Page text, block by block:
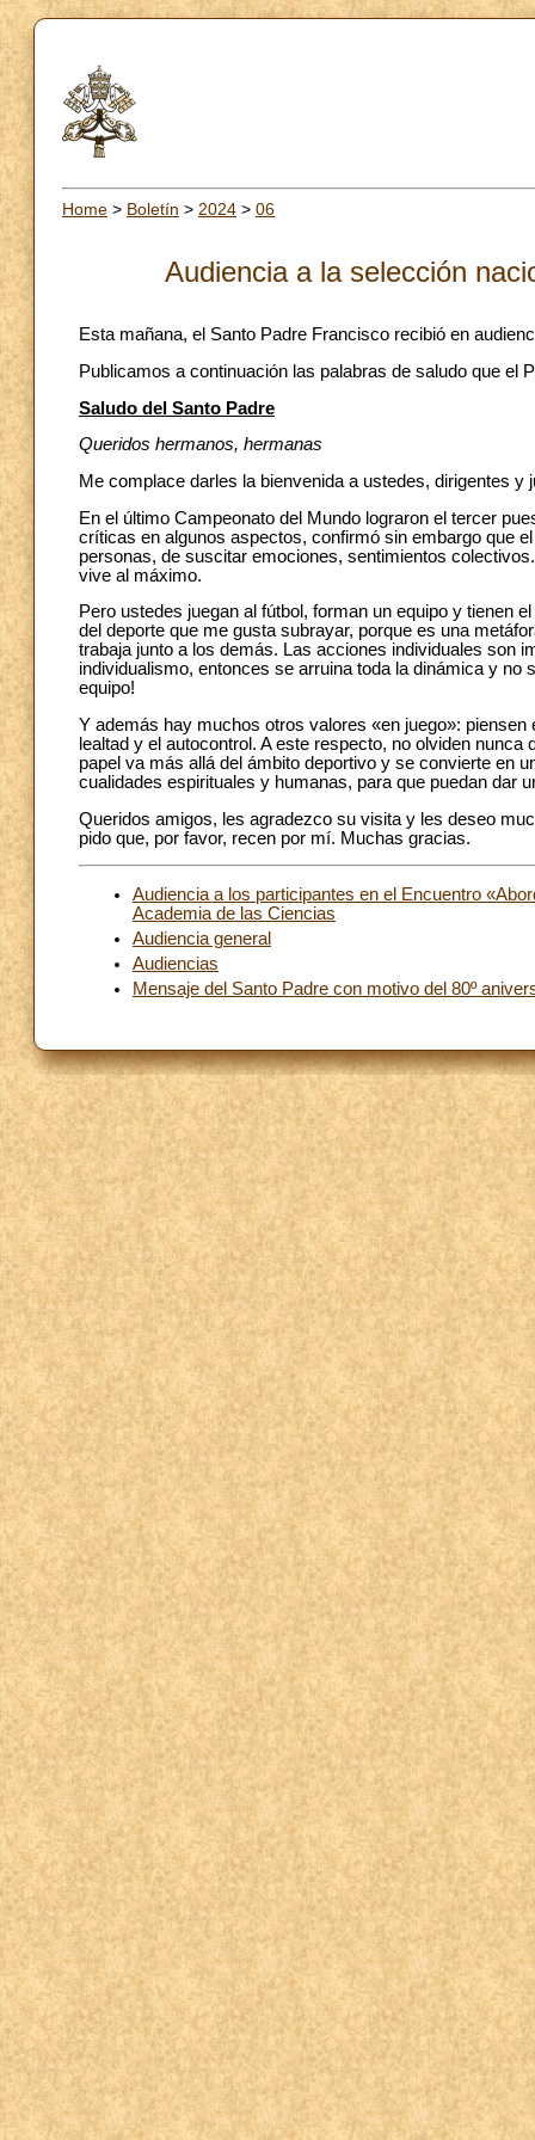
Home > Boletín > 2024 > 06
Audiencia a la selección
Esta mañana, el Santo Padre Francisco recibió en
Publicamos a continuación las palabras de saludo que el
Saludo del Santo Padre
Queridos hermanos, hermanas
Me complace darles la bienvenida a ustedes, dirigentes y
En el último Campeonato del Mundo lograron el tercer
críticas en algunos aspectos, confirmó sin embargo que
personas, de suscitar emociones, sentimientos
vive al máximo.
Pero ustedes juegan al fútbol, forman un equipo y tienen
del deporte que me gusta subrayar, porque es una
trabaja junto a los demás. Las acciones individuales son
individualismo, entonces se arruina toda la dinámica y no
equipo!
Y además hay muchos otros valores «en juego»:
lealtad y el autocontrol. A este respecto, no olviden
papel va más allá del ámbito deportivo y se convierte en
cualidades espirituales y humanas, para que puedan dar
Queridos amigos, les agradezco su visita y les deseo
pido que, por favor, recen por mí. Muchas gracias.
Audiencia a los participantes en el Encuentro
Academia de las Ciencias
Audiencia general
Audiencias
Mensaje del Santo Padre con motivo del 80º